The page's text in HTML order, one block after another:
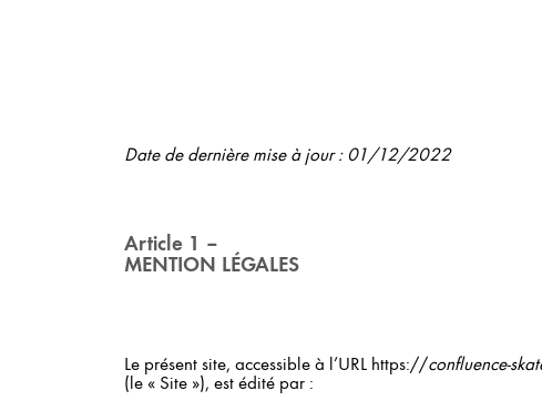
Date de dernière mise à jour : 01/12/2022
Article 1 –
MENTION LÉGALES
Le présent site, accessible à l’URL https://confluence-
(le « Site »), est édité par :